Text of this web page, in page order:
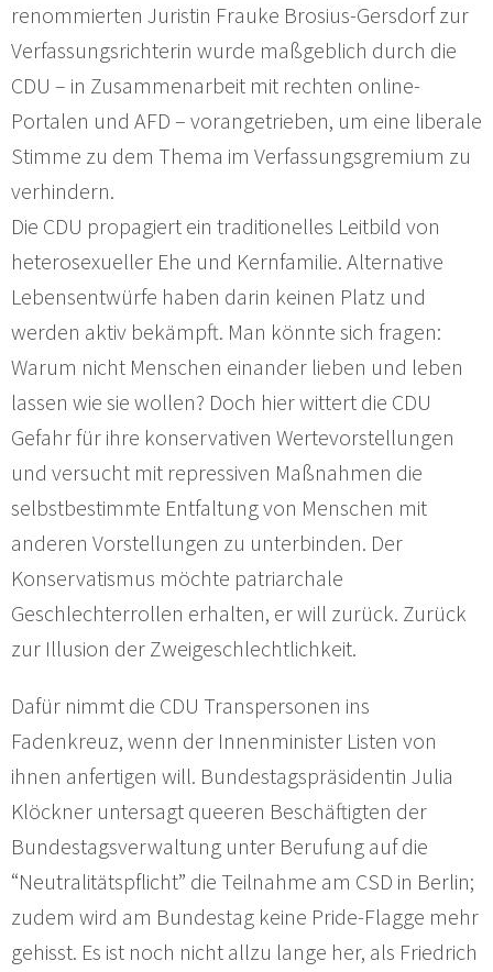
renommierten Juristin Frauke Brosius-Gersdorf zur
Verfassungsrichterin wurde maßgeblich durch die
CDU – in Zusammenarbeit mit rechten online-
Portalen und AFD – vorangetrieben, um eine liberale
Stimme zu dem Thema im Verfassungsgremium zu
verhindern.
Die CDU propagiert ein traditionelles Leitbild von
heterosexueller Ehe und Kernfamilie. Alternative
Lebensentwürfe haben darin keinen Platz und
werden aktiv bekämpft. Man könnte sich fragen:
Warum nicht Menschen einander lieben und leben
lassen wie sie wollen? Doch hier wittert die CDU
Gefahr für ihre konservativen Wertevorstellungen
und versucht mit repressiven Maßnahmen die
selbstbestimmte Entfaltung von Menschen mit
anderen Vorstellungen zu unterbinden. Der
Konservatismus möchte patriarchale
Geschlechterrollen erhalten, er will zurück. Zurück
zur Illusion der Zweigeschlechtlichkeit.
Dafür nimmt die CDU Transpersonen ins
Fadenkreuz, wenn der Innenminister Listen von
ihnen anfertigen will. Bundestagspräsidentin Julia
Klöckner untersagt queeren Beschäftigten der
Bundestagsverwaltung unter Berufung auf die
“Neutralitätspflicht” die Teilnahme am CSD in Berlin;
zudem wird am Bundestag keine Pride-Flagge mehr
gehisst. Es ist noch nicht allzu lange her, als Friedrich